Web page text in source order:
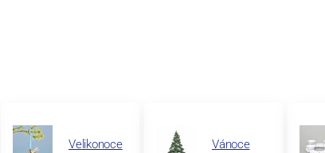
Velikonoce Vánoce